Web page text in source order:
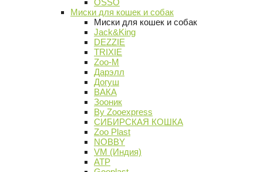
OSSO
Миски для кошек и собак
Миски для кошек и собак
Jack&King
DEZZIE
TRIXIE
Zoo-M
Дарэлл
Догуш
ВАКА
Зооник
By Zooexpress
СИБИРСКАЯ КОШКА
Zoo Plast
NOBBY
VM (Индия)
АТР